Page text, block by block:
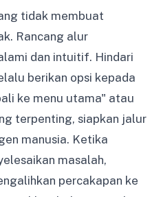
tidak membuat
Rancang alur
dan intuitif. Hindari
berikan opsi kepada
ke menu utama" atau
terpenting, siapkan jalur
manusia. Ketika
masalah,
percakapan ke